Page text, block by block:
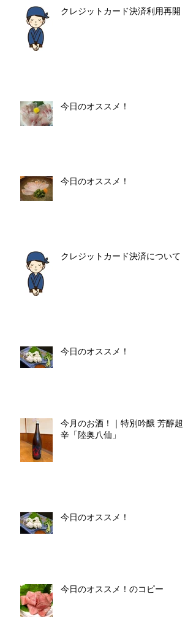
クレジットカード決済利用再開
今日のオススメ！
今日のオススメ！
クレジットカード決済について
今日のオススメ！
今月のお酒！｜特別吟醸 芳醇超
辛「陸奥八仙」
今日のオススメ！
今日のオススメ！のコピー